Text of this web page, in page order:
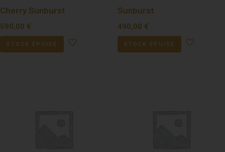
Cherry Sunburst
590,00 €
STOCK ÉPUISÉ
Sunburst
490,00 €
STOCK ÉPUISÉ